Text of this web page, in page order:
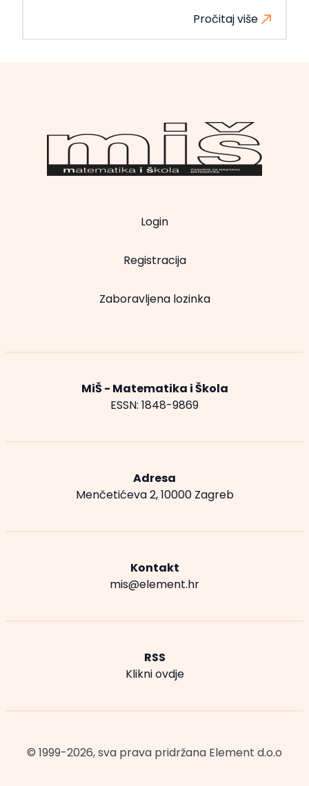
Pročitaj više
Login
Registracija
Zaboravljena lozinka
MiŠ - Matematika i Škola
ESSN: 1848-9869
Adresa
Menčetićeva 2, 10000 Zagreb
Kontakt
mis@element.hr
RSS
Klikni ovdje
© 1999-2026, sva prava pridržana Element d.o.o